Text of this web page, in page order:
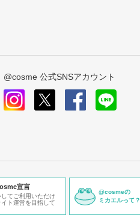
@cosme 公式SNSアカウント
宣言
してご利用いただけ
イト運営を目指して
@cosmeの
ミカエルって？